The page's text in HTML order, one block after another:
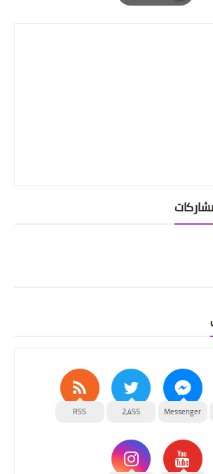
Print
Messenger
2,455
RSS